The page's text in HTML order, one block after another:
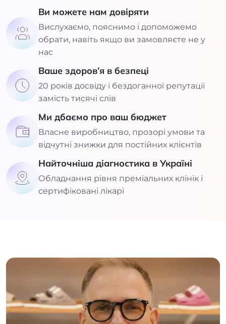
Ви можете нам довіряти
Вислухаємо, пояснимо і допоможемо
обрати, навіть якщо ви замовляєте не у
нас
Ваше здоров’я в безпеці
20 років досвіду і бездоганної репутації
замість тисячі слів
Ми дбаємо про ваш бюджет
Власне виробництво, прозорі умови та
відчутні знижки для постійних клієнтів
Найточніша діагностика в Україні
Обладнання рівня преміальних клінік і
сертифіковані лікарі